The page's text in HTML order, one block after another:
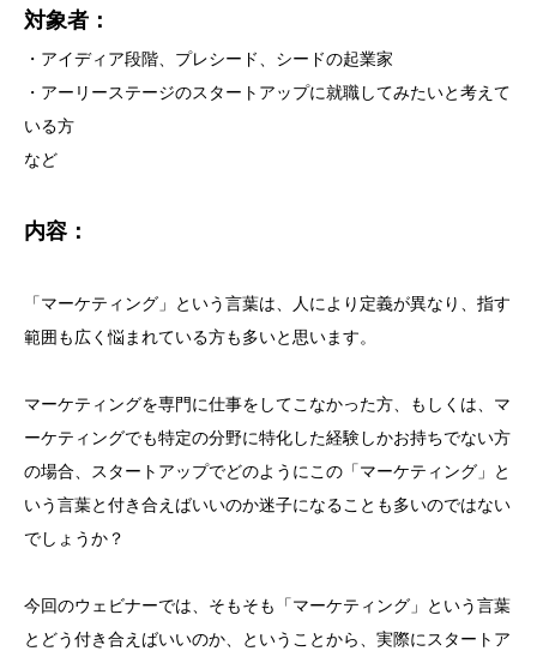
対象者：
・アイディア段階、プレシード、シードの起業家
・アーリーステージのスタートアップに就職してみたいと考えて
いる方
など
内容：
「マーケティング」という言葉は、人により定義が異なり、指す
範囲も広く悩まれている方も多いと思います。
マーケティングを専門に仕事をしてこなかった方、もしくは、マ
ーケティングでも特定の分野に特化した経験しかお持ちでない方
の場合、スタートアップでどのようにこの「マーケティング」と
いう言葉と付き合えばいいのか迷子になることも多いのではない
でしょうか？
今回のウェビナーでは、そもそも「マーケティング」という言葉
とどう付き合えばいいのか、ということから、実際にスタートア